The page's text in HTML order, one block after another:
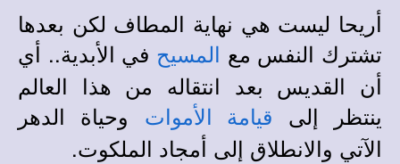
أريحا ليست هي نهاية المطاف لكن بعدها
تشترك النفس مع
المسيح في الأبدية.. أي
أن القديس بعد انتقاله من هذا العالم
ينتظر إلى
قيامة الأموات
وحياة الدهر
الآتي والانطلاق إلى أمجاد الملكوت.